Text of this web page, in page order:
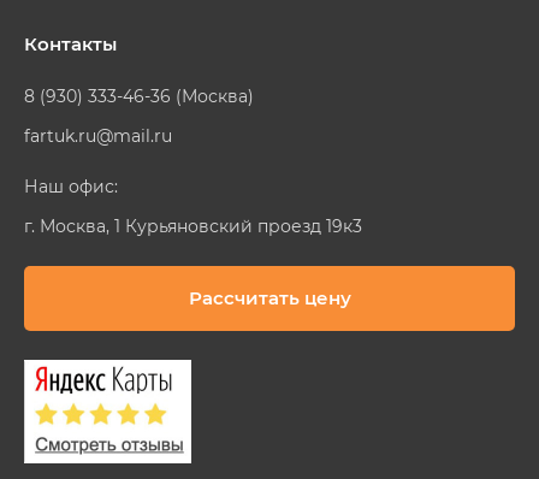
Контакты
8 (930) 333-46-36 (Москва)
fartuk.ru@mail.ru
Наш офис:
г. Москва, 1 Курьяновский проезд 19к3
Рассчитать цену